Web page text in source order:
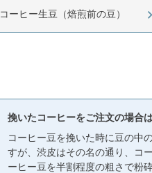
コーヒー生豆（焙煎前の豆）
挽いたコーヒーをご注文の場合
コーヒー豆を挽いた時に豆の中
すが、渋皮はその名の通り、コ
ーヒー豆を半割程度の粗さで粉